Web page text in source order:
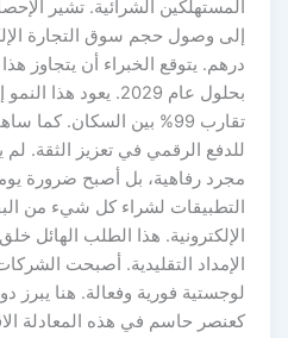
بحلول عام 2029. يعود
تقارب 99% بين السكان.
للدفع الرقمي في تعزيز الثقة. لم
مجرد رفاهية، بل أصبح ضرورة
التطبيقات لشراء كل شيء من
الإلكترونية. هذا الطلب
الإمداد التقليدية. أصبحت
لوجستية فورية وفعالة. هنا
كعنصر حاسم في هذه المعادلة